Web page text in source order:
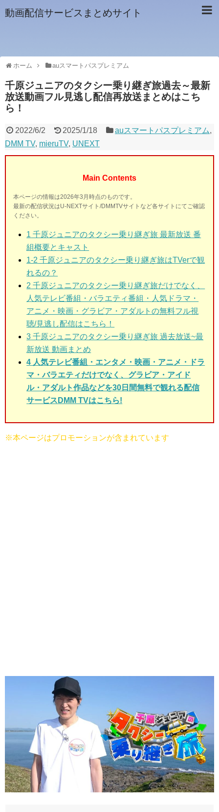
動画配信サービスまとめサイト
ホーム auスマートパスプレミアム
千原ジュニアのタクシー乗り継ぎ旅過去～最新
放送動画フル見逃し配信再放送まとめはこち
ら！
2022/6/2 2025/1/18 auスマートパスプレミアム,
DMM TV, mieruTV, UNEXT
Main Contents
本ページの情報は2026年3月時点のものです。
最新の配信状況はU-NEXTサイト/DMMTVサイトなど各サイトにてご確認
ください。
1 千原ジュニアのタクシー乗り継ぎ旅 最新放送 番
組概要とキャスト
1-2 千原ジュニアのタクシー乗り継ぎ旅はTVerで観
れるの？
2 千原ジュニアのタクシー乗り継ぎ旅だけでなく、
人気テレビ番組・バラエティ番組・人気ドラマ・
アニメ・映画・グラビア・アダルトの無料フル視
聴/見逃し配信はこちら！
3 千原ジュニアのタクシー乗り継ぎ旅 過去放送~最
新放送 動画まとめ
4 人気テレビ番組・エンタメ・映画・アニメ・ドラ
マ・バラエティだけでなく、グラビア・アイド
ル・アダルト作品などを30日間無料で観れる配信
サービスDMM TVはこちら!
※本ページはプロモーションが含まれています